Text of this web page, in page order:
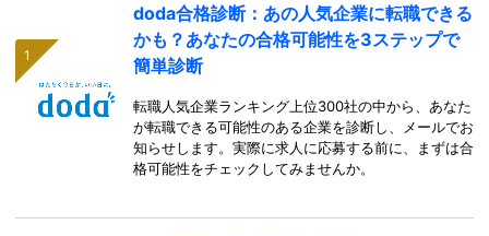
doda合格診断：あの人気企業に転職できる
かも？あなたの合格可能性を3ステップで
簡単診断
転職人気企業ランキング上位300社の中から、あなた
が転職できる可能性のある企業を診断し、メールでお
知らせします。実際に求人に応募する前に、まずは合
格可能性をチェックしてみませんか。